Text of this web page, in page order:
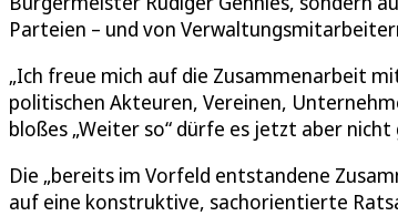
Parteien – und von
„Ich freue mich auf die Zusammenarbeit
politischen Akteuren, Vereinen,
bloßes „Weiter so“ dürfe es jetzt aber
Die „bereits im Vorfeld entstandene
auf eine konstruktive, sachorientierte